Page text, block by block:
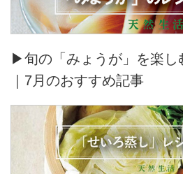
▶旬の「みょうが」を楽し
｜7月のおすすめ記事